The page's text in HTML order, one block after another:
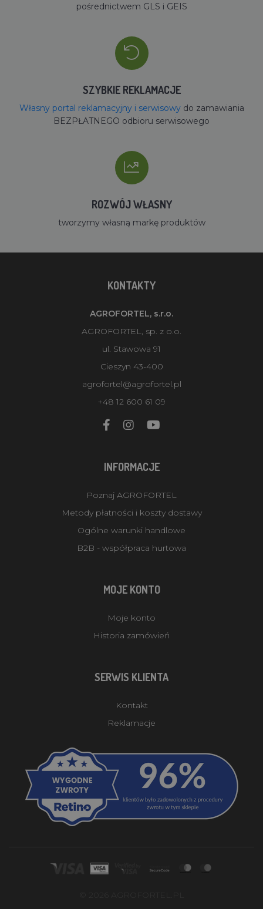
pośrednictwem GLS i GEIS
SZYBKIE REKLAMACJE
Własny portal reklamacyjny i serwisowydo zamawiania
BEZPŁATNEGO odbioru serwisowego
ROZWÓJ WŁASNY
tworzymy własną markę produktów
KONTAKTY
AGROFORTEL, s.r.o.
AGROFORTEL, sp. z o.o.
ul. Stawowa 91
Cieszyn 43-400
agrofortel@agrofortel.pl
+48 12 600 61 09
INFORMACJE
Poznaj AGROFORTEL
Metody płatności i koszty dostawy
Ogólne warunki handlowe
B2B - współpraca hurtowa
MOJE KONTO
Moje konto
Historia zamówień
SERWIS KLIENTA
Kontakt
Reklamacje